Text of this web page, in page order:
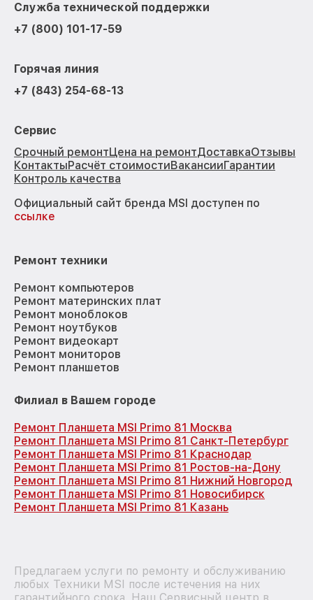
Служба технической поддержки
+7 (800) 101-17-59
Горячая линия
+7 (843) 254-68-13
Сервис
Срочный ремонтЦена на ремонтДоставкаОтзывы
КонтактыРасчёт стоимостиВакансииГарантии
Контроль качества
Официальный сайт бренда MSI доступен по
ссылке
Ремонт техники
Ремонт компьютеров
Ремонт материнских плат
Ремонт моноблоков
Ремонт ноутбуков
Ремонт видеокарт
Ремонт мониторов
Ремонт планшетов
Филиал в Вашем городе
Ремонт Планшета MSI Primo 81 Москва
Ремонт Планшета MSI Primo 81 Санкт-Петербург
Ремонт Планшета MSI Primo 81 Краснодар
Ремонт Планшета MSI Primo 81 Ростов-на-Дону
Ремонт Планшета MSI Primo 81 Нижний Новгород
Ремонт Планшета MSI Primo 81 Новосибирск
Ремонт Планшета MSI Primo 81 Казань
Предлагаем услуги по ремонту и обслуживанию
любых Техники MSI после истечения на них